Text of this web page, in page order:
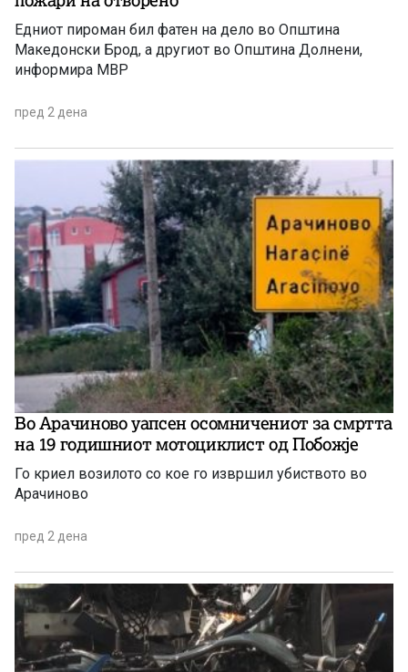
Едниот пироман бил фатен на дело во Општина
Македонски Брод, а другиот во Општина Долнени,
информира МВР
пред 2 дена
Во Арачиново уапсен осомничениот за смртта
на 19 годишниот мотоциклист од Побожје
Го криел возилото со кое го извршил убиството во
Арачиново
пред 2 дена